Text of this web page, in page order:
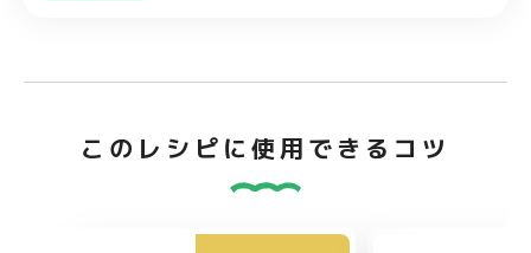
このレシピに使用できるコツ